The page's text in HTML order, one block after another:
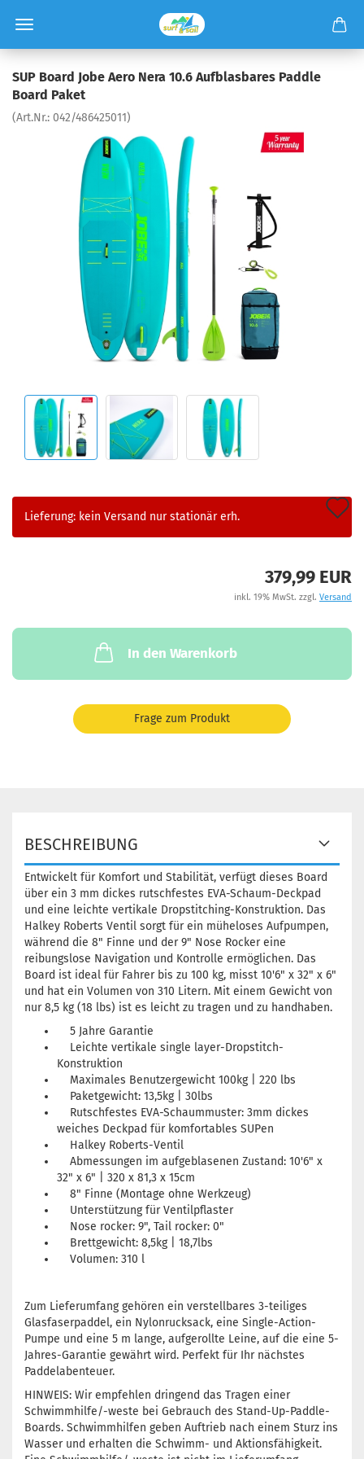
SUP Board Jobe Aero Nera 10.6 Aufblasbares Paddle
Board Paket
(Art.Nr.: 042/486425011)
Lieferung: kein Versand nur stationär erh.
379,99 EUR
inkl. 19% MwSt. zzgl. Versand
In den Warenkorb
Frage zum Produkt
BESCHREIBUNG
Entwickelt für Komfort und Stabilität, verfügt dieses Board
über ein 3 mm dickes rutschfestes EVA-Schaum-Deckpad
und eine leichte vertikale Dropstitching-Konstruktion. Das
Halkey Roberts Ventil sorgt für ein müheloses Aufpumpen,
während die 8" Finne und der 9" Nose Rocker eine
reibungslose Navigation und Kontrolle ermöglichen. Das
Board ist ideal für Fahrer bis zu 100 kg, misst 10'6" x 32" x 6"
und hat ein Volumen von 310 Litern. Mit einem Gewicht von
nur 8,5 kg (18 lbs) ist es leicht zu tragen und zu handhaben.
5 Jahre Garantie
Leichte vertikale single layer-Dropstitch-
Konstruktion
Maximales Benutzergewicht 100kg | 220 lbs
Paketgewicht: 13,5kg | 30lbs
Rutschfestes EVA-Schaummuster: 3mm dickes
weiches Deckpad für komfortables SUPen
Halkey Roberts-Ventil
Abmessungen im aufgeblasenen Zustand: 10'6" x
32" x 6" | 320 x 81,3 x 15cm
8" Finne (Montage ohne Werkzeug)
Unterstützung für Ventilpflaster
Nose rocker: 9", Tail rocker: 0"
Brettgewicht: 8,5kg | 18,7lbs
Volumen: 310 l
Zum Lieferumfang gehören ein verstellbares 3-teiliges
Glasfaserpaddel, ein Nylonrucksack, eine Single-Action-
Pumpe und eine 5 m lange, aufgerollte Leine, auf die eine 5-
Jahres-Garantie gewährt wird. Perfekt für Ihr nächstes
Paddelabenteuer.
HINWEIS: Wir empfehlen dringend das Tragen einer
Schwimmhilfe/-weste bei Gebrauch des Stand-Up-Paddle-
Boards. Schwimmhilfen geben Auftrieb nach einem Sturz ins
Wasser und erhalten die Schwimm- und Aktionsfähigkeit.